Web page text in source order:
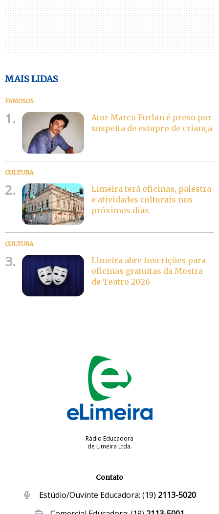
MAIS LIDAS
FAMOSOS
1.
Ator Marco Furlan é preso por
suspeita de estupro de criança
CULTURA
2.
Limeira terá oficinas, palestra
e atividades culturais nos
próximos dias
CULTURA
3.
Limeira abre inscrições para
oficinas gratuitas da Mostra
de Teatro 2026
Rádio Educadora
de Limeira Ltda.
Contato
Estúdio/Ouvinte Educadora: (19) 2113-5020